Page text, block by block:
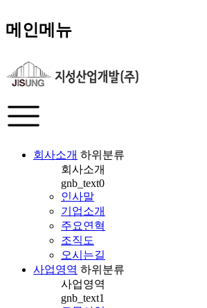
메인메뉴
회사소개 하위분류
회사소개
gnb_text0
인사말
기업소개
주요연혁
조직도
오시는길
사업영역 하위분류
사업영역
gnb_text1